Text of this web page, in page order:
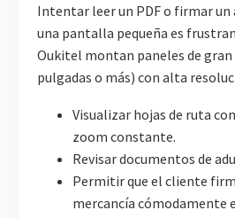
Intentar leer un PDF o firmar
una pantalla pequeña es
Oukitel montan paneles de
pulgadas o más) con alta
Visualizar hojas de ruta
zoom constante.
Revisar documentos de
Permitir que el cliente
mercancía cómodamente